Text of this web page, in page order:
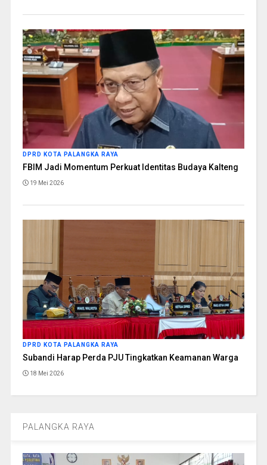
DPRD KOTA PALANGKA RAYA
FBIM Jadi Momentum Perkuat Identitas Budaya Kalteng
19 Mei 2026
DPRD KOTA PALANGKA RAYA
Subandi Harap Perda PJU Tingkatkan Keamanan Warga
18 Mei 2026
PALANGKA RAYA